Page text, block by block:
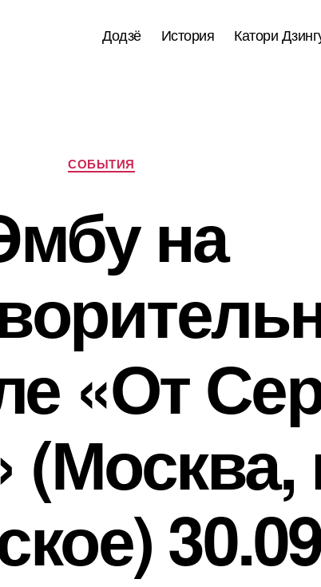
Додзё История Катори
Рубрики
СОБЫТИЯ
на
«От
(Москва,